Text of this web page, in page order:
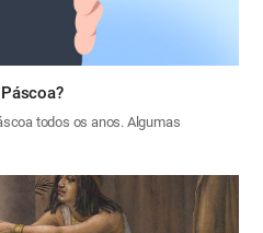
todos os anos. Algumas